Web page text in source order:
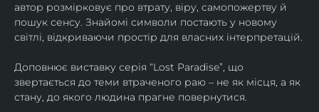
автор розмірковує про втрату, віру, самопожертву й
пошук сенсу. Знайомі символи постають у новому
світлі, відкриваючи простір для власних інтерпретацій.
Доповнює виставку серія “Lost Paradise”, що
звертається до теми втраченого раю – не як місця, а як
стану, до якого людина прагне повернутися.